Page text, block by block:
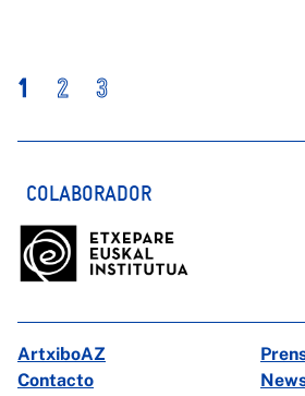
1 2 3
COLABORADOR
ArtxiboAZ
Contacto